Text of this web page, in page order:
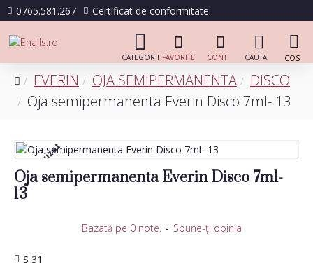
0765.581.267 Certificat de conformitate
EVERIN OJA SEMIPERMANENTA
DISCO
Oja semipermanenta Everin Disco 7ml- 13
Stoc epuizat
Oja semipermanenta Everin Disco 7ml-
13
S 31
Bazată pe 0 note. - Spune-ţi opinia